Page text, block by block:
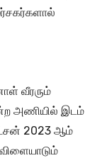
வீரரும்
அணியில் இடம்
2023 ஆம்